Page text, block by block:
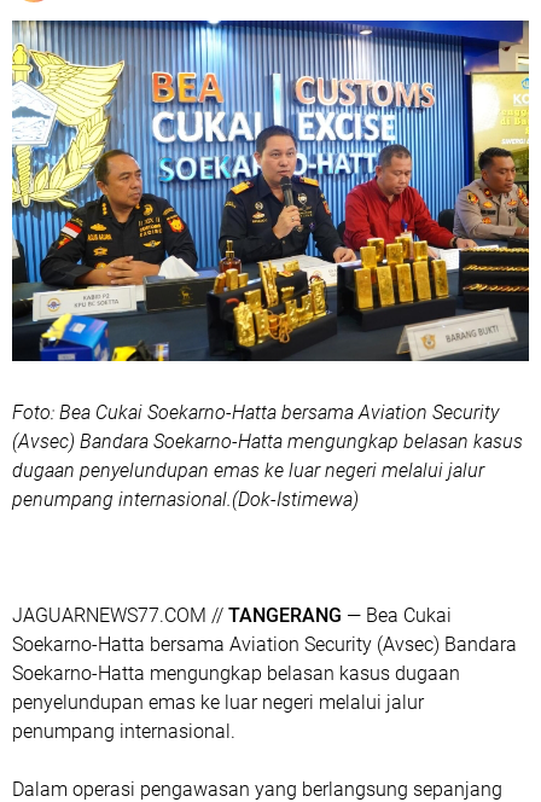
Foto: Bea Cukai Soekarno-Hatta bersama Aviation Security
(Avsec) Bandara Soekarno-Hatta mengungkap belasan kasus
dugaan penyelundupan emas ke luar negeri melalui jalur
penumpang internasional.(Dok-Istimewa)
‎JAGUARNEWS77.COM // TANGERANG — Bea Cukai
Soekarno-Hatta bersama Aviation Security (Avsec) Bandara
Soekarno-Hatta mengungkap belasan kasus dugaan
penyelundupan emas ke luar negeri melalui jalur
penumpang internasional.
Dalam operasi pengawasan yang berlangsung sepanjang